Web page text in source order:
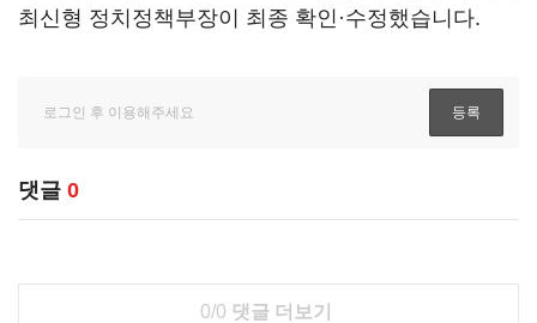
최신형 정치정책부장이 최종 확인·수정했습니다.
댓글 0
0/0 댓글 더보기